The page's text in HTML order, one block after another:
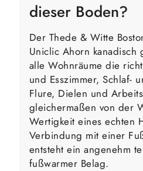
dieser Boden?
Der Thede & Witte
Uniclic Ahorn kanadisch
alle Wohnräume die
und Esszimmer, Schlaf-
Flure, Dielen und
gleichermaßen von der
Wertigkeit eines echten
Verbindung mit einer
entsteht ein angenehm
fußwarmer Belag.